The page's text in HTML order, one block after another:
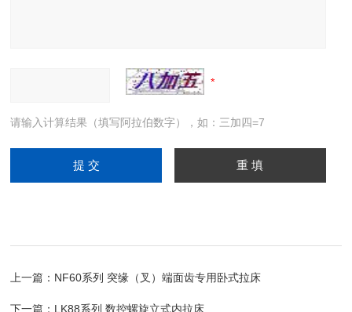
请输入计算结果（填写阿拉伯数字），如：三加四=7
上一篇： NF60系列 突缘（叉）端面齿专用卧式拉床
下一篇： LK88系列 数控螺旋立式内拉床